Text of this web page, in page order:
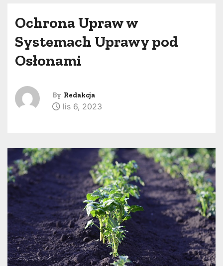
Ochrona Upraw w
Systemach Uprawy pod
Osłonami
By Redakcja
lis 6, 2023